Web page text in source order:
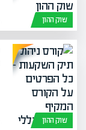
שוק ההון
שוק ההון